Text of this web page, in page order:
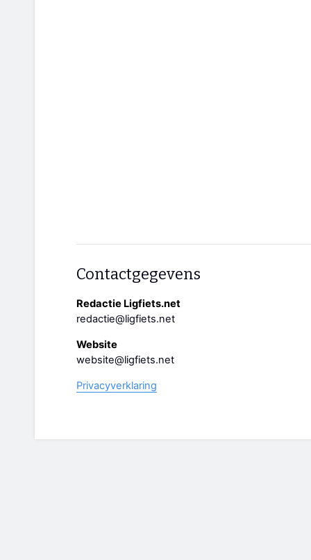
Contactgegevens
Redactie Ligfiets.net
redactie@ligfiets.net
Website
website@ligfiets.net
Privacyverklaring